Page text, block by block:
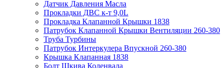
Датчик Давления Масла
Прокладки ДВС к-т 9,0L
Прокладка Клапанной Крышки 1838
Патрубок Клапанной Крышки Вентиляции 260-380
Труба Турбины
Патрубок Интеркулера Впускной 260-380
Крышка Клапанная 1838
Болт Шкива Коленвала